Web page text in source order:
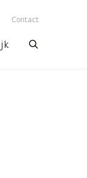
Contact